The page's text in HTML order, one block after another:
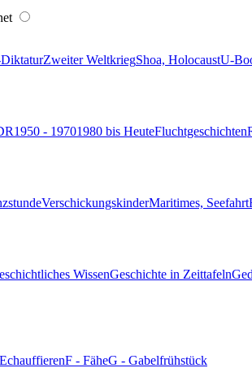
Zweiter WeltkriegShoa, HolocaustU-
1950 - 19701980 bis HeuteFluchtgeschichten
VerschickungskinderMaritimes, Seefahrt
WissenGeschichte in Zeittafeln
F - FäheG - Gabelfrühstück